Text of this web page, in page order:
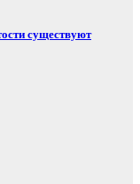
существуют